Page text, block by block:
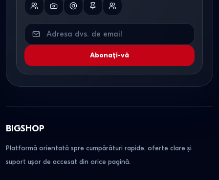
Abonați-vă
BIGSHOP
Platformă orientată spre cumpărături rapide, oferte clare și
suport ușor de accesat din orice pagină.